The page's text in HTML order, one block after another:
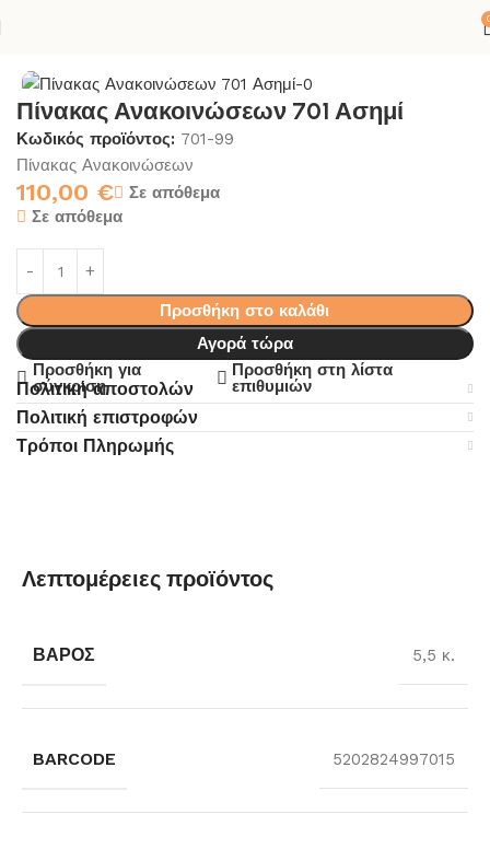
Πίνακας Ανακοινώσεων 701 Ασημί
Κωδικός προϊόντος: 701-99
Πίνακας Ανακοινώσεων
110,00 €
Σε απόθεμα
Σε απόθεμα
Προσθήκη στο καλάθι
Αγορά τώρα
Προσθήκη για
σύγκριση
Προσθήκη στη λίστα
επιθυμιών
Πολιτική αποστολών
Πολιτική επιστροφών
Τρόποι Πληρωμής
Λεπτομέρειες προϊόντος
ΒΆΡΟΣ 5,5 κ.
BARCODE 5202824997015